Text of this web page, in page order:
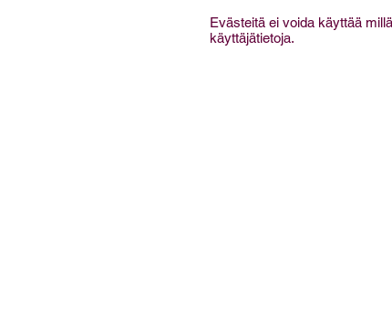
Evästeitä ei voida käyttää
käyttäjätietoja.